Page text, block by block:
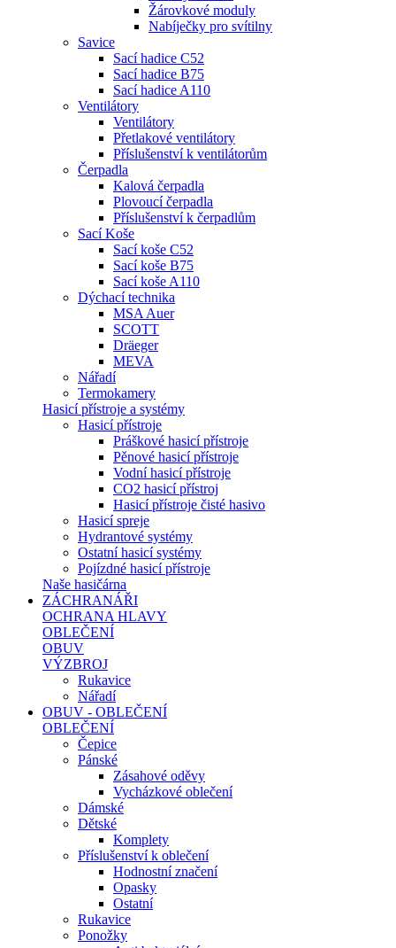
Žárovkové moduly
Nabíječky pro svítilny
Savice
Sací hadice C52
Sací hadice B75
Sací hadice A110
Ventilátory
Ventilátory
Přetlakové ventilátory
Příslušenství k ventilátorům
Čerpadla
Kalová čerpadla
Plovoucí čerpadla
Příslušenství k čerpadlům
Sací Koše
Sací koše C52
Sací koše B75
Sací koše A110
Dýchací technika
MSA Auer
SCOTT
Dräeger
MEVA
Nářadí
Termokamery
Hasicí přístroje a systémy
Hasicí přístroje
Práškové hasicí přístroje
Pěnové hasicí přístroje
Vodní hasicí přístroje
CO2 hasicí přístroj
Hasicí přístroje čisté hasivo
Hasicí spreje
Hydrantové systémy
Ostatní hasicí systémy
Pojízdné hasicí přístroje
Naše hasičárna
ZÁCHRANÁŘI
OCHRANA HLAVY
OBLEČENÍ
OBUV
VÝZBROJ
Rukavice
Nářadí
OBUV - OBLEČENÍ
OBLEČENÍ
Čepice
Pánské
Zásahové oděvy
Vycházkové oblečení
Dámské
Dětské
Komplety
Příslušenství k oblečení
Hodnostní značení
Opasky
Ostatní
Rukavice
Ponožky